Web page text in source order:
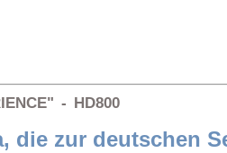
- HD800
die zur deutschen